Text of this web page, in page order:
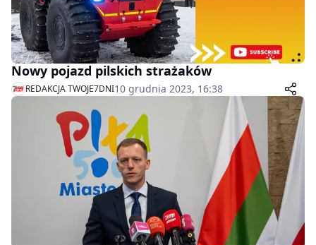
Nowy pojazd pilskich strażaków
REDAKCJA TWOJE7DNI10 grudnia 2023, 16:38